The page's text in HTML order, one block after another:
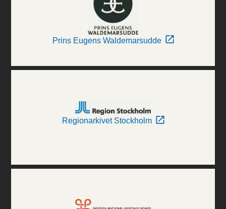
Prins Eugens Waldemarsudde
Regionarkivet Stockholm